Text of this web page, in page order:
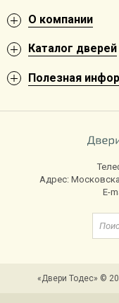
О компании
Каталог дверей
Полезная
Адрес:
E-
«Двери Тодес» ©